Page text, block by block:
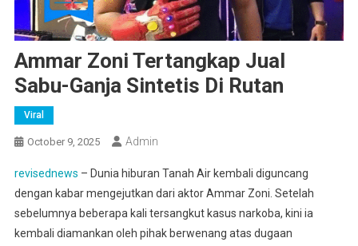
Ammar Zoni Tertangkap Jual
Sabu-Ganja Sintetis Di Rutan
Viral
October 9, 2025 Admin
revisednews – Dunia hiburan Tanah Air kembali diguncang
dengan kabar mengejutkan dari aktor Ammar Zoni. Setelah
sebelumnya beberapa kali tersangkut kasus narkoba, kini ia
kembali diamankan oleh pihak berwenang atas dugaan